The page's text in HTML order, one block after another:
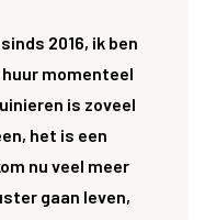
2016, ik ben
huur momenteel
is zoveel
het is een
nu veel meer
gaan leven,